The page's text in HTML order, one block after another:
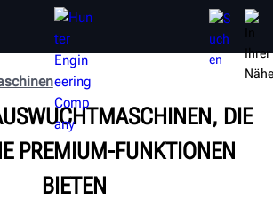
SCHULUNG
DIE
PREMIUM-FUNKTIONEN
BIETEN